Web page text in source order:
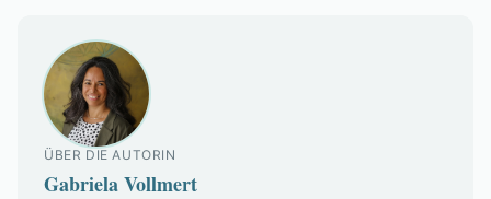
ÜBER DIE AUTORIN
Gabriela Vollmert